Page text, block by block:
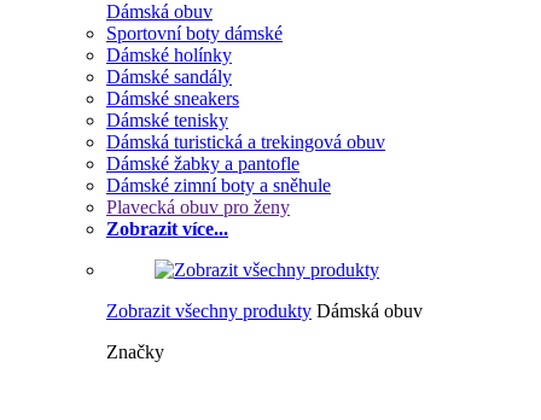
Dámská obuv
Sportovní boty dámské
Dámské holínky
Dámské sandály
Dámské sneakers
Dámské tenisky
Dámská turistická a trekingová obuv
Dámské žabky a pantofle
Dámské zimní boty a sněhule
Plavecká obuv pro ženy
Zobrazit více...
Zobrazit všechny produkty Dámská obuv
Značky